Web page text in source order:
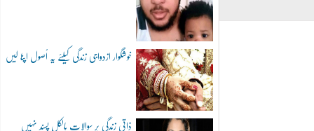
خوشگوار ازدواجی زندگی کیلئے یہ اُصول اپنا لیں
ذاتی زندگی پر سوالات بالکل پسند نہیں